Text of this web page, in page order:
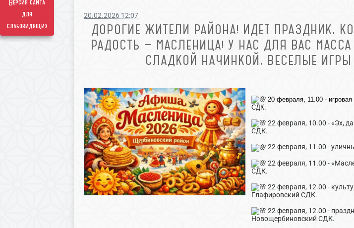
Версия сайта
для
слабовидящих
20.02.2026 12:07
ДОРОГИЕ ЖИТЕЛИ РАЙОНА! ИДЕТ ПРАЗДНИК,
РАДОСТЬ — МАСЛЕНИЦА! У НАС ДЛЯ ВАС
СЛАДКОЙ НАЧИНКОЙ, ВЕСЕЛЫЕ
20 февраля, 11.00 -
СДК.
22 февраля, 10.00 - «Эх,
СДК.
22 февраля, 11.00 -
22 февраля, 11.00 -
СДК.
22 февраля, 12.00 -
Глафировский СДК.
22 февраля, 12.00 -
Новощербиновский СДК.